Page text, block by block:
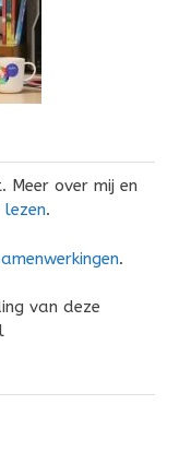
over mij en
lezen.
.
van deze